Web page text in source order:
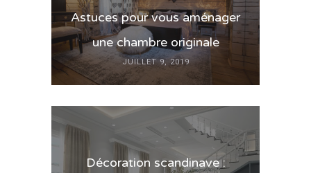
Astuces pour vous aménager
une chambre originale
JUILLET 9, 2019
Décoration scandinave :